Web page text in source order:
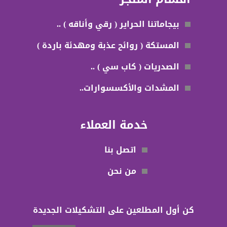
بيجاماتنا الحراير ( رقي وأناقه ) ..
المستكة ( روائح عذبة ومهدئة باردة )
الصدريات ( كاب سي ) ..
المشدات والأكسسوارات..
خدمة العملاء
اتصل بنا
من نحن
كن أول المطلعين على التشكيلات الجديدة